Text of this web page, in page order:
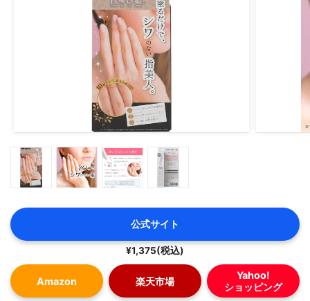
公式サイト
¥1,375(税込)
Amazon 楽天市場
Yahoo!
ショッピング